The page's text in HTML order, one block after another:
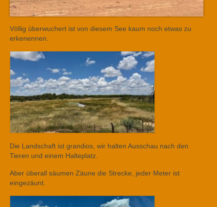
Völlig überwuchert ist von diesem See kaum noch etwas zu
erkenennen.
Die Landschaft ist grandios, wir halten Ausschau nach den
Tieren und einem Halteplatz.
Aber überall säumen Zäune die Strecke, jeder Meter ist
eingezäunt.